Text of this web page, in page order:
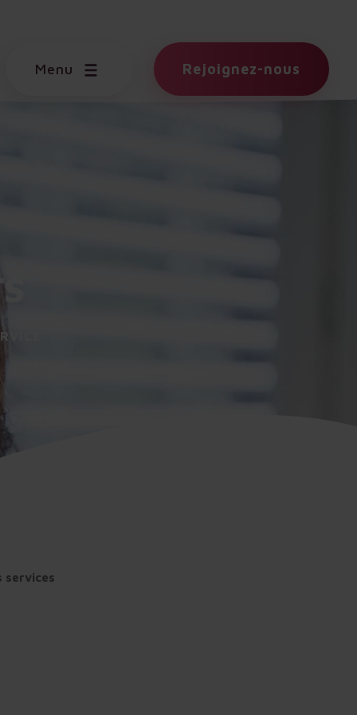
Menu Rejoignez-nous
services